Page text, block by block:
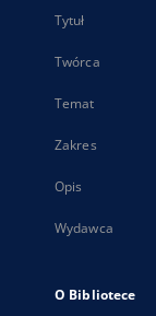
Tytuł
Twórca
Temat
Zakres
Opis
Wydawca
O Bibliotece